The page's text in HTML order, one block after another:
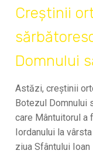
Creștinii
Domnului
Astăzi, creștinii
Botezul Domnului
care Mântuitorul a
Iordanului la
ziua Sfântului